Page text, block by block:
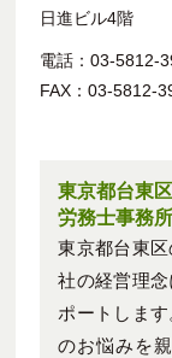
日進ビル4階
電話：03-5812-
FAX：03-5812-
東京都台東
労務士事務所
東京都台東
社の経営理
ポートしま
のお悩みを